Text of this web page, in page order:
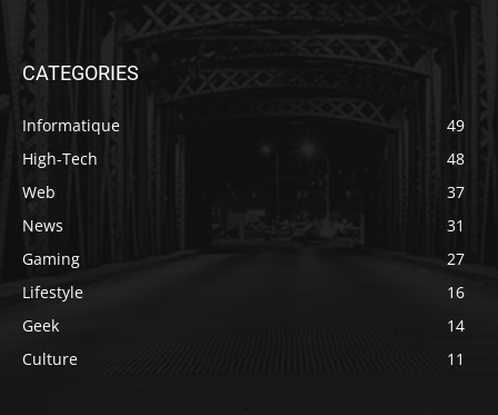
CATEGORIES
Informatique
49
High-Tech
48
Web
37
News
31
Gaming
27
Lifestyle
16
Geek
14
Culture
11